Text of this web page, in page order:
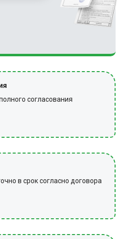
согласования
в срок согласно договора